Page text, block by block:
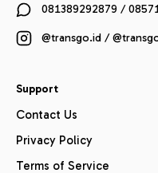
081389292879 /
@transgo.id /
Support
Contact Us
Privacy Policy
Terms of Service